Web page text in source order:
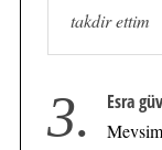
takdir ettim
3. Esra